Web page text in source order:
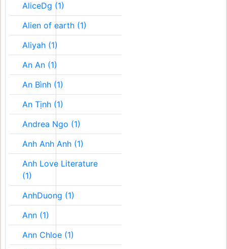
AliceDg (1)
Alien of earth (1)
Aliyah (1)
An An (1)
An Bình (1)
An Tịnh (1)
Andrea Ngo (1)
Anh Anh Anh (1)
Anh Love Literature
(1)
AnhDuong (1)
Ann (1)
Ann Chloe (1)